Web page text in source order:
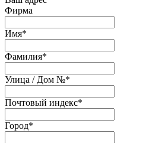
Фирма
Имя*
Фамилия*
Улица / Дом №*
Почтовый индекс*
Город*